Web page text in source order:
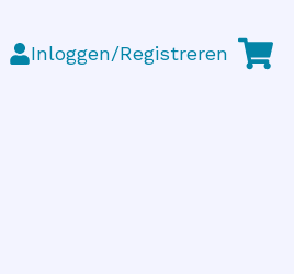
Inloggen/Registreren